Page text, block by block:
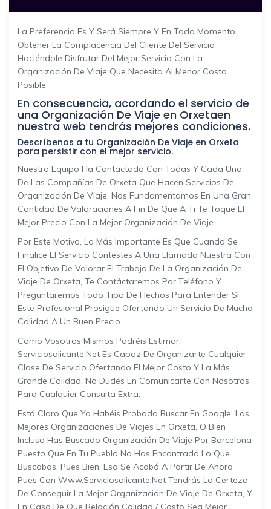
La Preferencia Es Y Será Siempre Y En Todo Momento
Obtener La Complacencia Del Cliente Del Servicio
Haciéndole Disfrutar Del Mejor Servicio Con La
Organización De Viaje Que Necesita Al Menor Costo
Posible.
En consecuencia, acordando el servicio de
una Organización De Viaje en Orxetaen
nuestra web tendrás mejores condiciones.
Descríbenos a tu Organización De Viaje en Orxeta
para persistir con el mejor servicio.
Nuestro Equipo Ha Contactado Con Todas Y Cada Una
De Las Compañías De Orxeta Que Hacen Servicios De
Organización De Viaje, Nos Fundamentamos En Una Gran
Cantidad De Valoraciones A Fin De Que A Ti Te Toque El
Mejor Precio Con La Mejor Organización De Viaje.
Por Este Motivo, Lo Más Importante Es Que Cuando Se
Finalice El Servicio Contestes A Una Llamada Nuestra Con
El Objetivo De Valorar El Trabajo De La Organización De
Viaje De Orxeta, Te Contáctaremos Por Teléfono Y
Preguntaremos Todo Tipo De Hechos Para Entender Si
Este Profesional Prosigue Ofertando Un Servicio De Mucha
Calidad A Un Buen Precio.
Como Vosotros Mismos Podréis Estimar,
Serviciosalicante.net Es Capaz De Organizarte Cualquier
Clase De Servicio Ofertando El Mejor Costo Y La Más
Grande Calidad, No Dudes En Comunicarte Con Nosotros
Para Cualquier Consulta Extra.
Está Claro Que Ya Habéis Probado Buscar En Google: Las
Mejores Organizaciones De Viajes En Orxeta, O Bien
Incluso Has Buscado Organización De Viaje Por Barcelona
Puesto Que En Tu Pueblo No Has Encontrado Lo Que
Buscabas, Pues Bien, Eso Se Acabó A Partir De Ahora
Pues Con Www.serviciosalicante.net Tendrás La Certeza
De Conseguir La Mejor Organización De Viaje De Orxeta, Y
En Caso De Que Relación Calidad / Costo Sea Mejor